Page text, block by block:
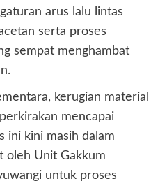
arus lalu lintas
serta proses
sempat menghambat
kerugian material
mencapai
ini kini masih dalam
oleh Unit Gakkum
untuk proses